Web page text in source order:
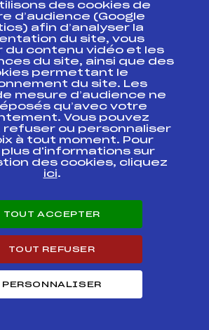
vous à notre newsletter
de la FFS, des clubs et des Équipes
de France.
Inscription
», j’autorise la FFS à utiliser mon
m’envoyer périodiquement la newsletter
FFS ou de ses partenaires. Pour plus
des cookies de
d’audience (Google
afin d’analyser la
du site, vous
du contenu vidéo et les
du site, ainsi que des
permettant le
du site. Les
mesure d’audience ne
qu’avec votre
Vous pouvez
ou personnaliser
à tout moment. Pour
d'informations sur
des cookies, cliquez
ici.
TOUT ACCEPTER
TOUT REFUSER
PERSONNALISER